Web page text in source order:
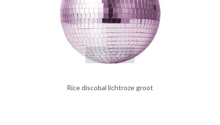
quickshop
Rice discobal lichtroze groot